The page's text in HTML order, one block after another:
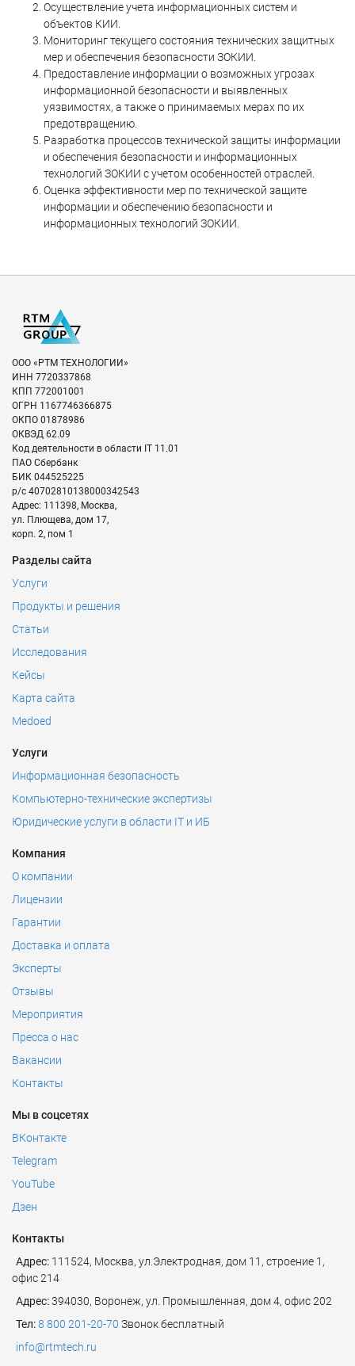
Осуществление учета информационных систем и
объектов КИИ.
Мониторинг текущего состояния технических защитных
мер и обеспечения безопасности ЗОКИИ.
Предоставление информации о возможных угрозах
информационной безопасности и выявленных
уязвимостях, а также о принимаемых мерах по их
предотвращению.
Разработка процессов технической защиты информации
и обеспечения безопасности и информационных
технологий ЗОКИИ с учетом особенностей отраслей.
Оценка эффективности мер по технической защите
информации и обеспечению безопасности и
информационных технологий ЗОКИИ.
ООО «РТМ ТЕХНОЛОГИИ»
ИНН 7720337868
КПП 772001001
ОГРН 1167746366875
ОКПО 01878986
ОКВЭД 62.09
Код деятельности в области IT 11.01
ПАО Сбербанк
БИК 044525225
р/с 40702810138000342543
Адрес: 111398, Москва,
ул. Плющева, дом 17,
корп. 2, пом 1
Разделы сайта
Услуги
Продукты и решения
Статьи
Исследования
Кейсы
Карта сайта
Medoed
Услуги
Информационная безопасность
Компьютерно-технические экспертизы
Юридические услуги в области IT и ИБ
Компания
О компании
Лицензии
Гарантии
Доставка и оплата
Эксперты
Отзывы
Мероприятия
Пресса о нас
Вакансии
Контакты
Мы в соцсетях
ВКонтакте
Telegram
YouTube
Дзен
Контакты
Адрес: 111524, Москва, ул.Электродная, дом 11, строение 1,
офис 214
Адрес:394030, Воронеж, ул. Промышленная, дом 4, офис 202
Тел:8 800 201-20-70 Звонок бесплатный
info@rtmtech.ru